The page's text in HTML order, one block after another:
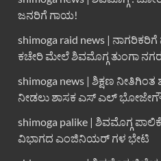
ಜನರಿಗೆ ಗಾಯ!
shimoga raid news |
ಕಚೇರಿ ಮೇಲೆ ಶಿವಮೊಗ್ಗ ತುಂಗಾ
shimoga news | ಶಿಕ್ಷಣ
ನೀಡಲು ಶಾಸಕ ಎಸ್ ಎಲ್
shimoga palike | ಶಿವಮೊಗ್ಗ
ವಿಭಾಗದ ಎಂಜಿನಿಯರ್ ಗಳ ಭೇಟಿ